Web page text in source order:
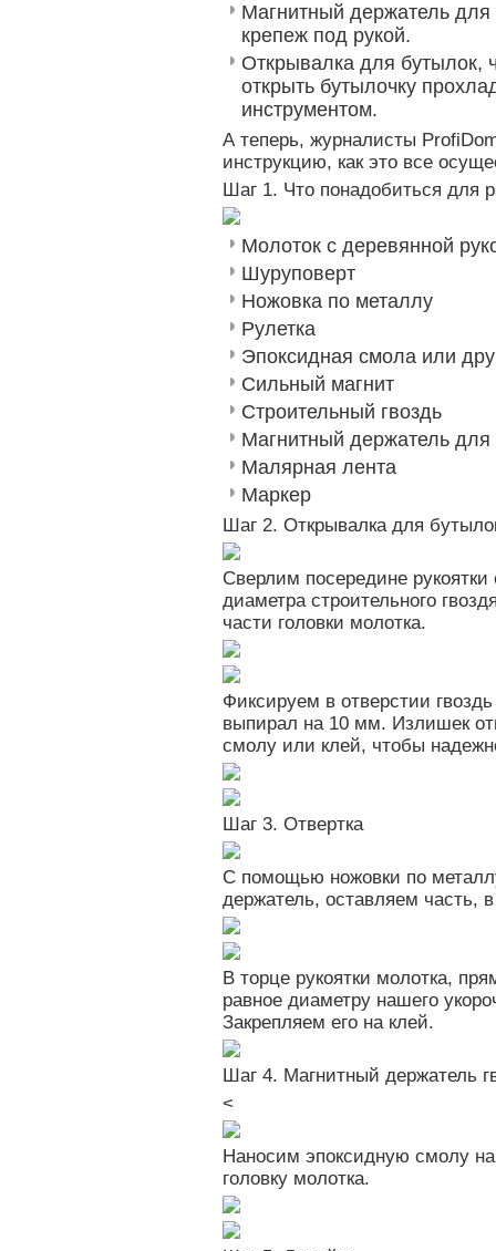
Магнитный держатель для
крепеж под рукой.
Открывалка для бутылок,
открыть бутылочку
инструментом.
А теперь, журналисты
инструкцию, как это все
Шаг 1. Что понадобиться для
Молоток с деревянной
Шуруповерт
Ножовка по металлу
Рулетка
Эпоксидная смола или
Сильный магнит
Строительный гвоздь
Магнитный держатель для
Малярная лента
Маркер
Шаг 2. Открывалка для
Сверлим посередине
диаметра строительного
части головки молотка.
Фиксируем в отверстии
выпирал на 10 мм. Излишек
смолу или клей, чтобы
Шаг 3. Отвертка
С помощью ножовки по
держатель, оставляем часть,
В торце рукоятки молотка,
равное диаметру нашего
Закрепляем его на клей.
Шаг 4. Магнитный держатель
<
Наносим эпоксидную смолу
головку молотка.